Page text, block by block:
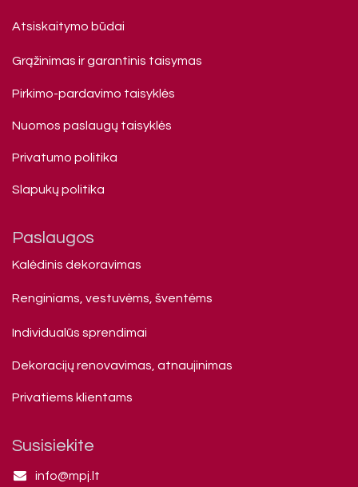
Atsiskaitymo būdai
Grąžinimas ir garantinis taisymas
Pirkimo-pardavimo taisyklės
Nuomos paslaugų taisyklės
Privatumo politika
Slapukų politika
Paslaugos
Kalėdinis dekoravimas
Renginiams, vestuvėms, šventėms
Individualūs sprendimai
Dekoracijų renovavimas, atnaujinimas
Privatiems klienta​ms
Susisiekite
info@mpj.lt